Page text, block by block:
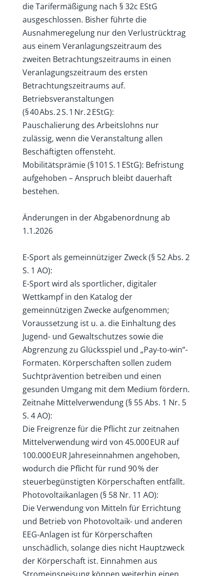
die Tarifermäßigung nach § 32c EStG
ausgeschlossen. Bisher führte die
Ausnahmeregelung nur den Verlustrücktrag
aus einem Veranlagungszeitraum des
zweiten Betrachtungszeitraums in einen
Veranlagungszeitraum des ersten
Betrachtungszeitraums auf.
Betriebsveranstaltungen
(§ 40 Abs. 2 S. 1 Nr. 2 EStG):
Pauschalierung des Arbeitslohns nur
zulässig, wenn die Veranstaltung allen
Beschäftigten offensteht.
Mobilitätsprämie (§ 101 S. 1 EStG): Befristung
aufgehoben – Anspruch bleibt dauerhaft
bestehen.
Änderungen in der Abgabenordnung ab
1.1.2026
E-Sport als gemeinnütziger Zweck (§ 52 Abs. 2
S. 1 AO):
E-Sport wird als sportlicher, digitaler
Wettkampf in den Katalog der
gemeinnützigen Zwecke aufgenommen;
Voraussetzung ist u. a. die Einhaltung des
Jugend- und Gewalt­schutzes sowie die
Abgrenzung zu Glücksspiel und „Pay-to-win“-
Formaten. Körperschaften sollen zudem
Suchtprävention betreiben und einen
gesunden Umgang mit dem Medium fördern.
Zeitnahe Mittelverwendung (§ 55 Abs. 1 Nr. 5
S. 4 AO):
Die Freigrenze für die Pflicht zur zeitnahen
Mittelverwendung wird von 45.000 EUR auf
100.000 EUR Jahreseinnahmen angehoben,
wodurch die Pflicht für rund 90 % der
steuerbegünstigten Körperschaften entfällt.
Photovoltaikanlagen (§ 58 Nr. 11 AO):
Die Verwendung von Mitteln für Errichtung
und Betrieb von Photovoltaik- und anderen
EEG-Anlagen ist für Körperschaften
unschädlich, solange dies nicht Hauptzweck
der Körperschaft ist. Einnahmen aus